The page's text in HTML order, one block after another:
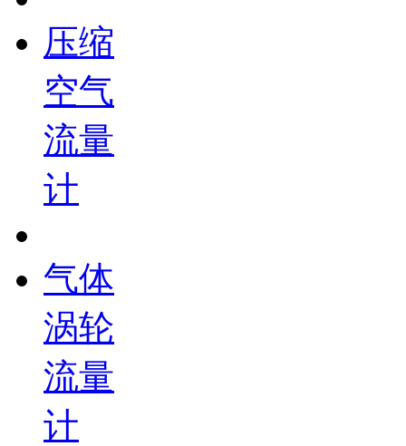
压缩
空气
流量
计
气体
涡轮
流量
计